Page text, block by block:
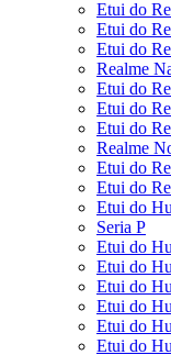
Etui do
Etui do
Etui do
Realme
Etui do
Etui do
Etui do
Realme
Etui do
Etui do
Etui do
Seria P
Etui do
Etui do
Etui do
Etui do
Etui do
Etui do